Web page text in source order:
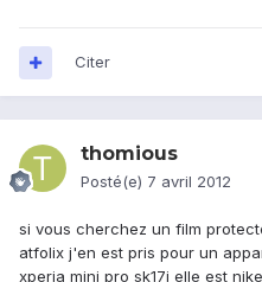
Citer
thomious
Posté(e) 7 avril 2012
si vous cherchez un film
atfolix j'en est pris pour un
xperia mini pro sk17i elle est